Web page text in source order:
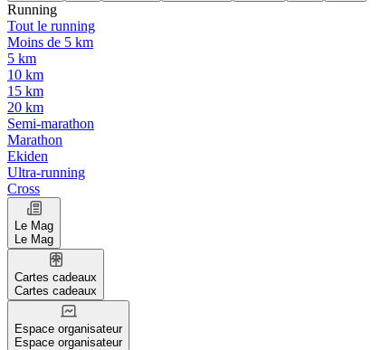
Running
Tout le running
Moins de 5 km
5 km
10 km
15 km
20 km
Semi-marathon
Marathon
Ekiden
Ultra-running
Cross
Le Mag
Le Mag
Cartes cadeaux
Cartes cadeaux
Espace organisateur
Espace organisateur